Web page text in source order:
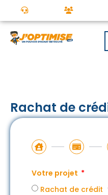
Rachat de
Votre projet
Rachat de crédit